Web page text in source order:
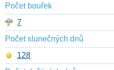
Počet bouřek
7
Počet slunečných dnů
128